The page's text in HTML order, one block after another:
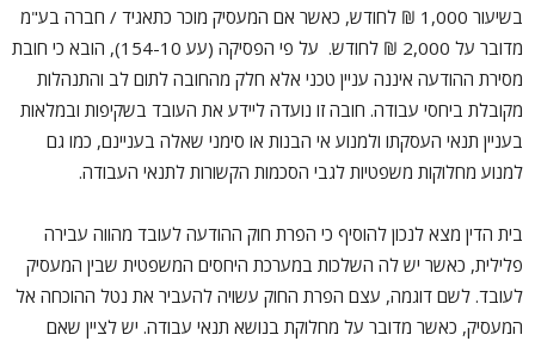
בשיעור 1,000 ₪ לחודש, כאשר אם המעסיק מוכר כתאגיד / חברה בע"מ
מדובר על 2,000 ₪ לחודש. על פי הפסיקה (עע 154-10), הובא כי חובת
מסירת ההודעה איננה עניין טכני אלא חלק מהחובה לתום לב והתנהלות
מקובלת ביחסי עבודה. חובה זו נועדה ליידע את העובד בשקיפות ובמלאות
בעניין תנאי העסקתו ולמנוע אי הבנות או סימני שאלה בעניינם, כמו גם
למנוע מחלוקות משפטיות לגבי הסכמות הקשורות לתנאי העבודה.
בית הדין מצא לנכון להוסיף כי הפרת חוק ההודעה לעובד מהווה עבירה
פלילית, כאשר יש לה השלכות במערכת היחסים המשפטית שבין המעסיק
לעובד. לשם דוגמה, עצם הפרת החוק עשויה להעביר את נטל ההוכחה אל
המעסיק, כאשר מדובר על מחלוקת בנושא תנאי עבודה. יש לציין שאם